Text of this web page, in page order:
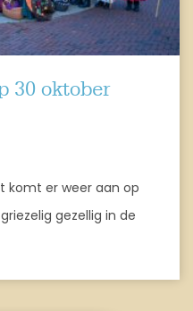
30 oktober
komt er weer aan op
gezellig in de